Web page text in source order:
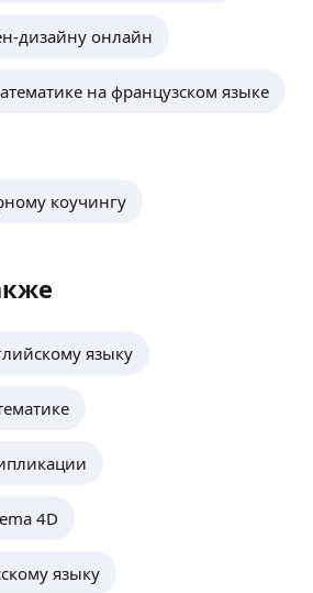
дизайну онлайн
на французском языке
коучингу
языку
4D
языку